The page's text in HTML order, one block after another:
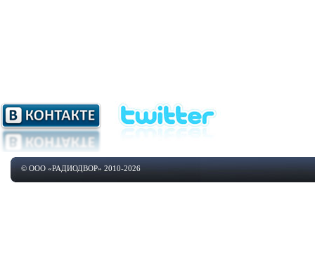
© ООО «РАДИОДВОР» 2010-2026